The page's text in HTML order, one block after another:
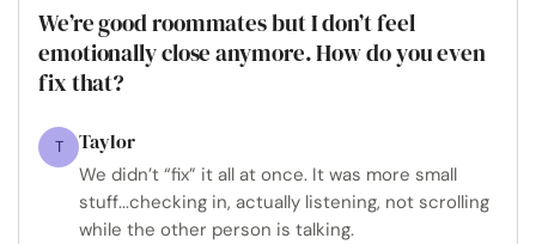
We’re good roommates but I don’t feel
emotionally close anymore. How do you even
fix that?
T Taylor
We didn’t “fix” it all at once. It was more small
stuff...checking in, actually listening, not scrolling
while the other person is talking.